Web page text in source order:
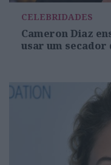
CELEBRIDADES
Cameron Diaz
usar um secador